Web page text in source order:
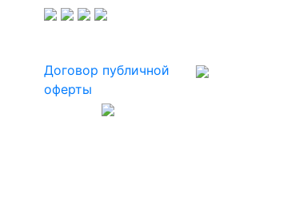
Договор публичной
оферты